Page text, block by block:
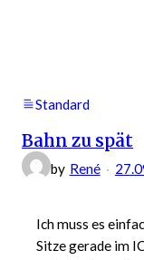
Standard
Bahn zu spät
by René
Ich muss es
Sitze gerade im